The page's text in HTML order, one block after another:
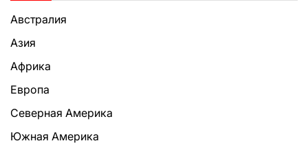
Австралия
Азия
Африка
Европа
Северная Америка
Южная Америка